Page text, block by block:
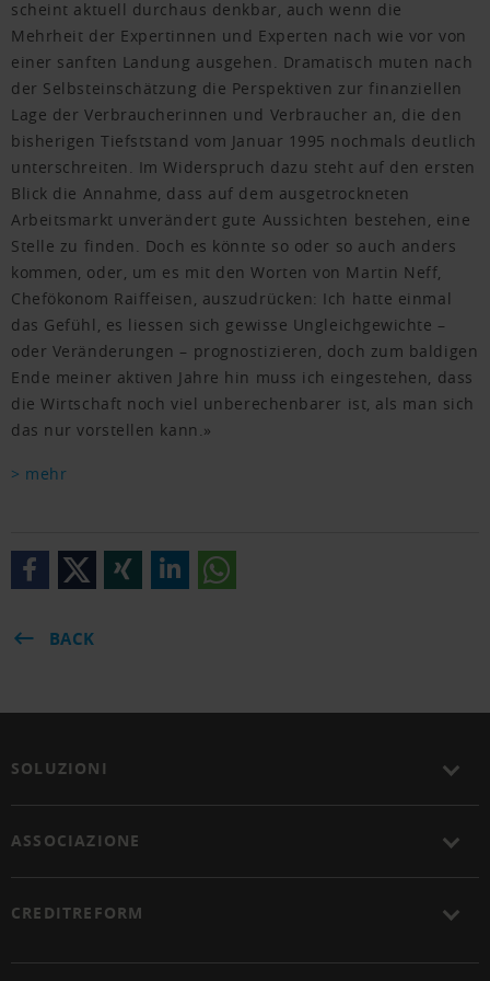
scheint aktuell durchaus denkbar, auch wenn die
Mehrheit der Expertinnen und Experten nach wie vor von
einer sanften Landung ausgehen. Dramatisch muten nach
der Selbsteinschätzung die Perspektiven zur finanziellen
Lage der Verbraucherinnen und Verbraucher an, die den
bisherigen Tiefststand vom Januar 1995 nochmals deutlich
unterschreiten. Im Widerspruch dazu steht auf den ersten
Blick die Annahme, dass auf dem ausgetrockneten
Arbeitsmarkt unverändert gute Aussichten bestehen, eine
Stelle zu finden. Doch es könnte so oder so auch anders
kommen, oder, um es mit den Worten von Martin Neff,
Chefökonom Raiffeisen, auszudrücken: Ich hatte einmal
das Gefühl, es liessen sich gewisse Ungleichgewichte –
oder Veränderungen – prognostizieren, doch zum baldigen
Ende meiner aktiven Jahre hin muss ich eingestehen, dass
die Wirtschaft noch viel unberechenbarer ist, als man sich
das nur vorstellen kann.»
> mehr
BACK
SOLUZIONI
ASSOCIAZIONE
CREDITREFORM